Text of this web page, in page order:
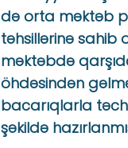
də orta məktəb
təhsillərinə sahib
məktəbdə
öhdəsindən
bacarıqlarla
şəkildə